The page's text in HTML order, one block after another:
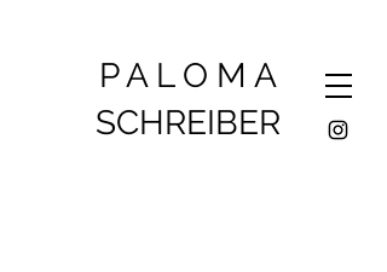
P A L O M A
SCHREIBER